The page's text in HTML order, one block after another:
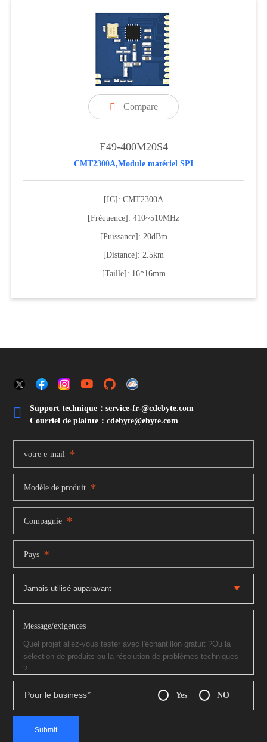
 Compare
E49-400M20S4
CMT2300A,Module matériel SPI
[IC]: CMT2300A
[Fréquence]: 410~510MHz
[Puissance]: 20dBm
[Distance]: 2.5km
[Taille]: 16*16mm

Support technique：service-fr-@cdebyte.com
Courriel de plainte：cdebyte@ebyte.com
votre e-mail *
Modèle de produit *
Compagnie *
Pays *
Message/exigences
Pour le business* Yes NO